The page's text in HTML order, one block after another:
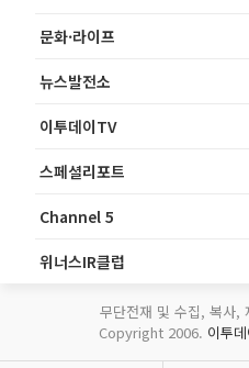
문화·라이프
뉴스발전소
이투데이TV
스페셜리포트
Channel 5
위너스IR클럽
무단전재 및 수집, 복사,
Copyright 2006. 이투데